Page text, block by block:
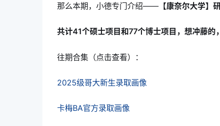
那么本期，小德专门介绍—— 【康奈尔大学】
共计41个硕士项目和77个博士项目，想冲藤的
往期合集（点击查看）：
2025级哥大新生录取画像
卡梅BA官方录取画像